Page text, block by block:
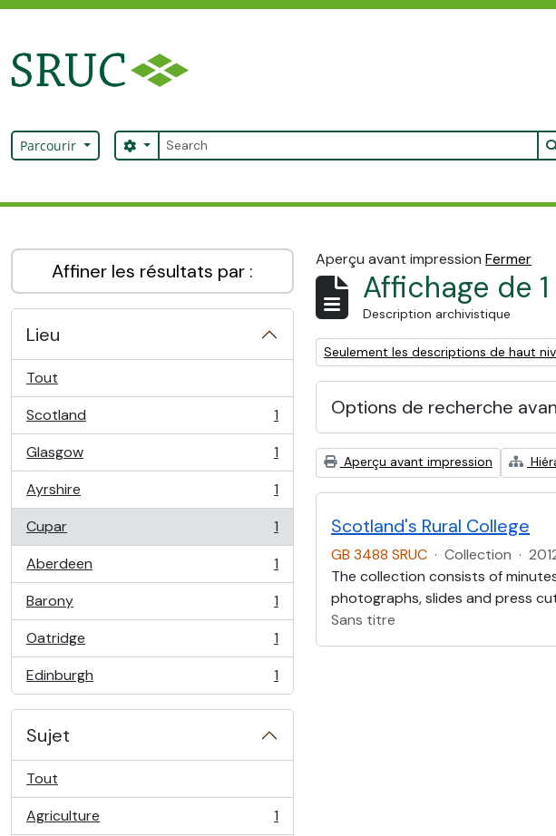
Parcourir Rechercher
Search options
Affiner les résultats par :
Lieu
Tout
Scotland
, 1 résultats
1
Glasgow
, 1 résultats
1
Ayrshire
, 1 résultats
1
Cupar
, 1 résultats
1
Aberdeen
, 1 résultats
1
Barony
, 1 résultats
1
Oatridge
, 1 résultats
1
Edinburgh
, 1 résultats 1
Sujet
Tout
Agriculture
, 1 résultats
1
Aperçu avant impression Fermer
Affichage de
Description archivistique
Remove filter:
Seulement les descriptions de haut
Options de recherche
Aperçu avant impression
Scotland's Rural College
GB 3488 SRUC · Collection ·
The collection consists of
photographs, slides and press
Sans titre